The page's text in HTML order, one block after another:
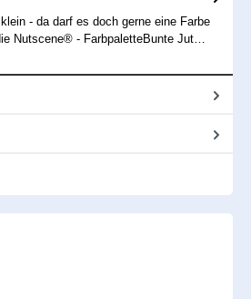
- da darf es doch gerne eine Farbe
Nutscene® - FarbpaletteBunte Jut…